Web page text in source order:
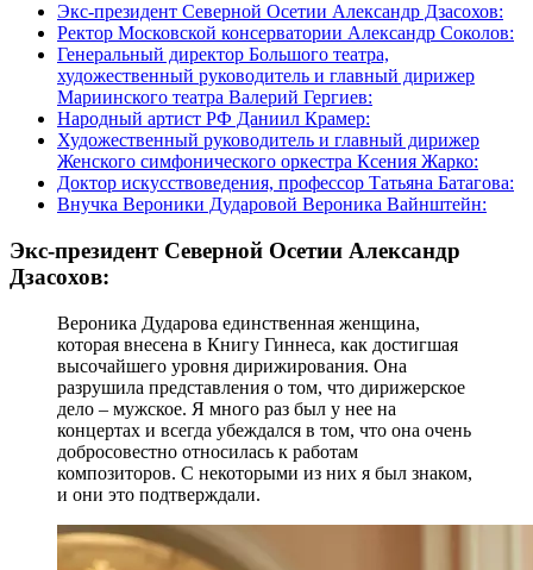
Экс-президент Северной Осетии Александр Дзасохов:
Ректор Московской консерватории Александр Соколов:
Генеральный директор Большого театра,
художественный руководитель и главный дирижер
Мариинского театра Валерий Гергиев:
Народный артист РФ Даниил Крамер:
Художественный руководитель и главный дирижер
Женского симфонического оркестра Ксения Жарко:
Доктор искусствоведения, профессор Татьяна Батагова:
Внучка Вероники Дударовой Вероника Вайнштейн:
Экс-президент Северной Осетии Александр
Дзасохов:
Вероника Дударова единственная женщина,
которая внесена в Книгу Гиннеса, как достигшая
высочайшего уровня дирижирования. Она
разрушила представления о том, что дирижерское
дело – мужское. Я много раз был у нее на
концертах и всегда убеждался в том, что она очень
добросовестно относилась к работам
композиторов. С некоторыми из них я был знаком,
и они это подтверждали.